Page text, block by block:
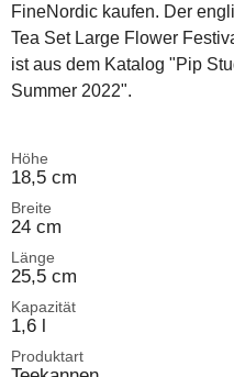
FineNordic kaufen. Der
Tea Set Large Flower
ist aus dem Katalog "Pip
Summer 2022".
Höhe
18,5 cm
Breite
24 cm
Länge
25,5 cm
Kapazität
1,6 l
Produktart